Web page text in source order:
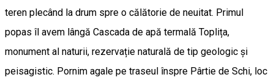
teren plecând la drum spre o călătorie de neuitat. Primul
popas îl avem lângă Cascada de apă termală Toplița,
monument al naturii, rezervație naturală de tip geologic și
peisagistic. Pornim agale pe traseul înspre Pârtie de Schi, loc